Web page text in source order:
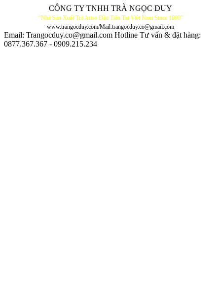
CÔNG TY TNHH TRÀ NGỌC DUY
“Nhà Sản Xuất Trà Atiso Đầu Tiên Tại Việt Nam Since 1990”
www.trangocduy.com/Mail:trangocduy.co@gmail.com
Email: Trangocduy.co@gmail.com Hotline Tư vấn & đặt hàng:
0877.367.367 - 0909.215.234